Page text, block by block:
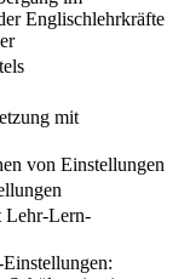
Englischlehrkräfte
mit
von Einstellungen
Lehr-Lern-